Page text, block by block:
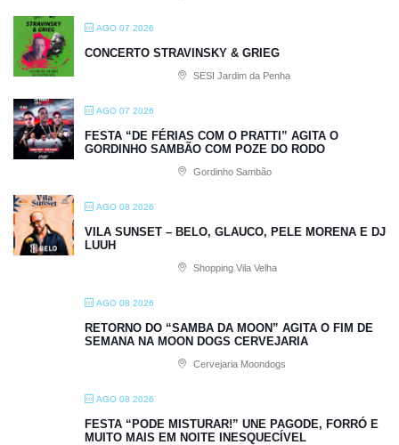
AGO 07 2026
CONCERTO STRAVINSKY & GRIEG
SESI Jardim da Penha
AGO 07 2026
FESTA “DE FÉRIAS COM O PRATTI” AGITA O
GORDINHO SAMBÃO COM POZE DO RODO
Gordinho Sambão
AGO 08 2026
VILA SUNSET – BELO, GLAUCO, PELE MORENA E DJ
LUUH
Shopping Vila Velha
AGO 08 2026
RETORNO DO “SAMBA DA MOON” AGITA O FIM DE
SEMANA NA MOON DOGS CERVEJARIA
Cervejaria Moondogs
AGO 08 2026
FESTA “PODE MISTURAR!” UNE PAGODE, FORRÓ E
MUITO MAIS EM NOITE INESQUECÍVEL